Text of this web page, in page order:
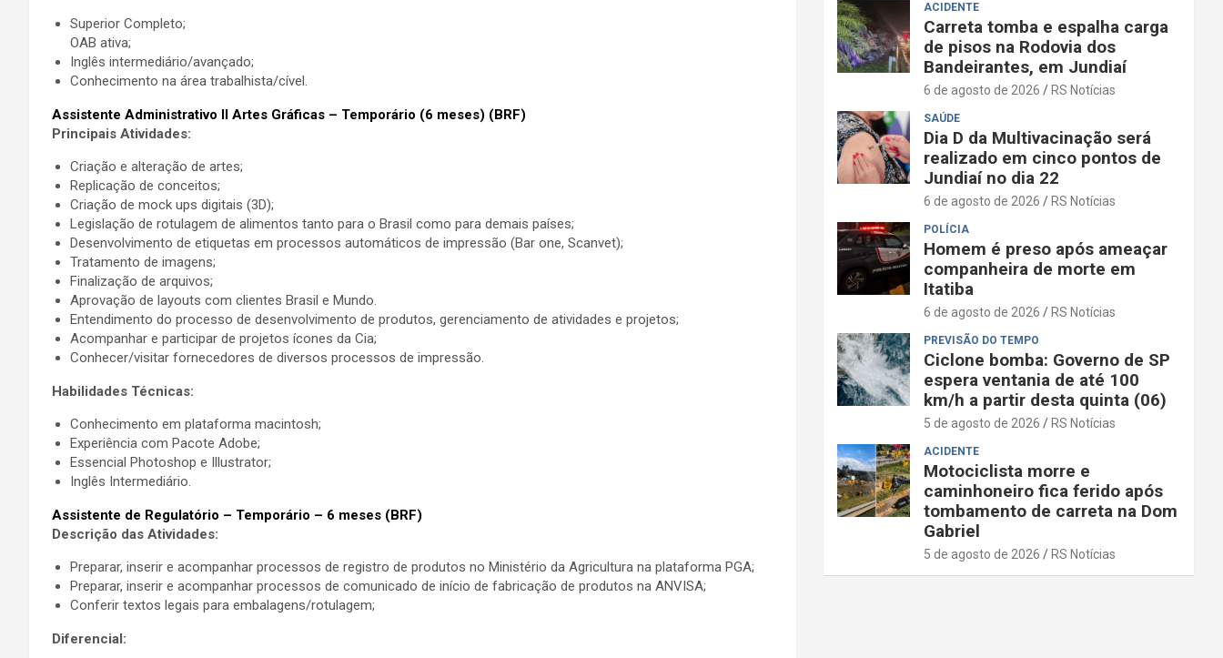
Superior Completo;
OAB ativa;
Inglês intermediário/avançado;
Conhecimento na área trabalhista/cível.
Assistente Administrativo II Artes Gráficas – Temporário (6 meses) (BRF)
Principais Atividades:
Criação e alteração de artes;
Replicação de conceitos;
Criação de mock ups digitais (3D);
Legislação de rotulagem de alimentos tanto para o Brasil como para demais países;
Desenvolvimento de etiquetas em processos automáticos de impressão (Bar one, Scanvet);
Tratamento de imagens;
Finalização de arquivos;
Aprovação de layouts com clientes Brasil e Mundo.
Entendimento do processo de desenvolvimento de produtos, gerenciamento de atividades e projetos;
Acompanhar e participar de projetos ícones da Cia;
Conhecer/visitar fornecedores de diversos processos de impressão.
Habilidades Técnicas:
Conhecimento em plataforma macintosh;
Experiência com Pacote Adobe;
Essencial Photoshop e Illustrator;
Inglês Intermediário.
Assistente de Regulatório – Temporário – 6 meses (BRF)
Descrição das Atividades:
Preparar, inserir e acompanhar processos de registro de produtos no Ministério da Agricultura na plataforma PGA;
Preparar, inserir e acompanhar processos de comunicado de início de fabricação de produtos na ANVISA;
Conferir textos legais para embalagens/rotulagem;
Diferencial:
ACIDENTE
Carreta tomba e espalha carga
de pisos na Rodovia dos
Bandeirantes, em Jundiaí
6 de agosto de 2026 RS Notícias
SAÚDE
Dia D da Multivacinação será
realizado em cinco pontos de
Jundiaí no dia 22
6 de agosto de 2026 RS Notícias
POLÍCIA
Homem é preso após ameaçar
companheira de morte em
Itatiba
6 de agosto de 2026 RS Notícias
PREVISÃO DO TEMPO
Ciclone bomba: Governo de SP
espera ventania de até 100
km/h a partir desta quinta (06)
5 de agosto de 2026 RS Notícias
ACIDENTE
Motociclista morre e
caminhoneiro fica ferido após
tombamento de carreta na Dom
Gabriel
5 de agosto de 2026 RS Notícias